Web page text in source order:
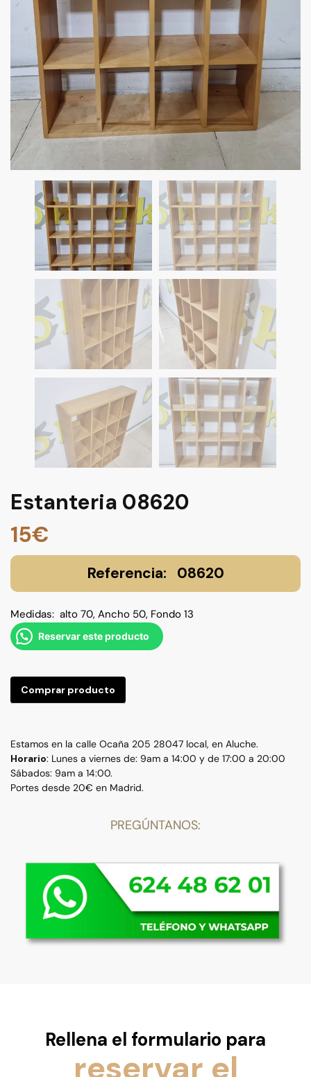
Estanteria 08620
15€
08620
Medidas: alto 70, Ancho 50, Fondo 13
Reservar este producto
Comprar producto
Estamos en la calle Ocaña 205 28047 local, en Aluche.
Horario: Lunes a viernes de: 9am a 14:00 y de 17:00 a 20:00
Sábados: 9am a 14:00.
Portes desde 20€ en Madrid.
PREGÚNTANOS:
Rellena el formulario para
reservar el